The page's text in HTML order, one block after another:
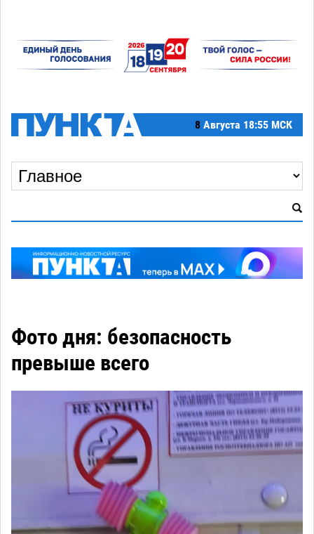
8 Августа 18:55 МСК
Фото дня: безопасность
превыше всего